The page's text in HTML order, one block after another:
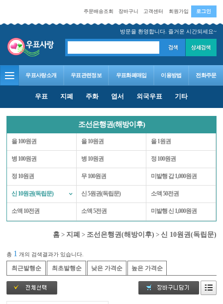
로그인
회원가입
고객센터
장바구니
주문배송조회
방문을 환영합니다. 즐거운 시간되세요~
우표사랑소개 우표관련정보 우표화폐매입 이용방법 전화주문
우표 지폐 주화 엽서 외국우표 기타
조선은행권(해방이후)
을 100원권 을 10원권 을 1원권
병 100원권 병 10원권 정 100원권
정 10원권 무 100원권 미발행 갑 1,000원권
신 10원권(독립문) 신 5원권(독립문) 소액 50전권
소액 10전권 소액 5전권 미발행 신 1,000원권
홈> 지폐 > 조선은행권(해방이후) > 신 10원권(독립문)
최근발행순 최초발행순 낮은 가격순 높은 가격순
총 1 개의 검색결과가 있습니다.